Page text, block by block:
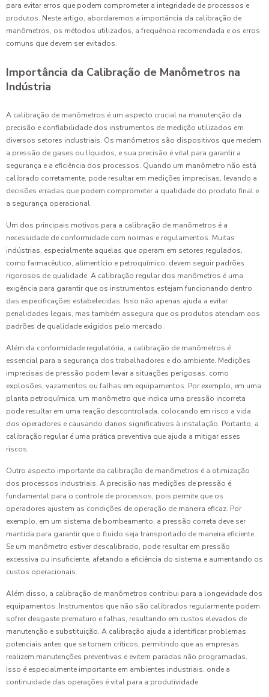
para evitar erros que podem comprometer a integridade de processos e
produtos. Neste artigo, abordaremos a importância da calibração de
manômetros, os métodos utilizados, a frequência recomendada e os erros
comuns que devem ser evitados.
Importância da Calibração de Manômetros na
Indústria
A calibração de manômetros é um aspecto crucial na manutenção da
precisão e confiabilidade dos instrumentos de medição utilizados em
diversos setores industriais. Os manômetros são dispositivos que medem
a pressão de gases ou líquidos, e sua precisão é vital para garantir a
segurança e a eficiência dos processos. Quando um manômetro não está
calibrado corretamente, pode resultar em medições imprecisas, levando a
decisões erradas que podem comprometer a qualidade do produto final e
a segurança operacional.
Um dos principais motivos para a calibração de manômetros é a
necessidade de conformidade com normas e regulamentos. Muitas
indústrias, especialmente aquelas que operam em setores regulados,
como farmacêutico, alimentício e petroquímico, devem seguir padrões
rigorosos de qualidade. A calibração regular dos manômetros é uma
exigência para garantir que os instrumentos estejam funcionando dentro
das especificações estabelecidas. Isso não apenas ajuda a evitar
penalidades legais, mas também assegura que os produtos atendam aos
padrões de qualidade exigidos pelo mercado.
Além da conformidade regulatória, a calibração de manômetros é
essencial para a segurança dos trabalhadores e do ambiente. Medições
imprecisas de pressão podem levar a situações perigosas, como
explosões, vazamentos ou falhas em equipamentos. Por exemplo, em uma
planta petroquímica, um manômetro que indica uma pressão incorreta
pode resultar em uma reação descontrolada, colocando em risco a vida
dos operadores e causando danos significativos à instalação. Portanto, a
calibração regular é uma prática preventiva que ajuda a mitigar esses
riscos.
Outro aspecto importante da calibração de manômetros é a otimização
dos processos industriais. A precisão nas medições de pressão é
fundamental para o controle de processos, pois permite que os
operadores ajustem as condições de operação de maneira eficaz. Por
exemplo, em um sistema de bombeamento, a pressão correta deve ser
mantida para garantir que o fluido seja transportado de maneira eficiente.
Se um manômetro estiver descalibrado, pode resultar em pressão
excessiva ou insuficiente, afetando a eficiência do sistema e aumentando os
custos operacionais.
Além disso, a calibração de manômetros contribui para a longevidade dos
equipamentos. Instrumentos que não são calibrados regularmente podem
sofrer desgaste prematuro e falhas, resultando em custos elevados de
manutenção e substituição. A calibração ajuda a identificar problemas
potenciais antes que se tornem críticos, permitindo que as empresas
realizem manutenções preventivas e evitem paradas não programadas.
Isso é especialmente importante em ambientes industriais, onde a
continuidade das operações é vital para a produtividade.